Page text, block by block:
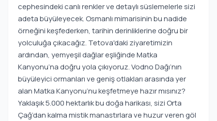
cephesindeki canlı renkler ve detaylı süslemelerle sizi
adeta büyüleyecek. Osmanlı mimarisinin bu nadide
örneğini keşfederken, tarihin derinliklerine doğru bir
yolculuğa çıkacağız. Tetova'daki ziyaretimizin
ardından, yemyeşil dağlar eşliğinde Matka
Kanyonu’na doğru yola çıkıyoruz. Vodno Dağı’nın
büyüleyici ormanları ve geniş otlakları arasında yer
alan Matka Kanyonu’nu keşfetmeye hazır mısınız?
Yaklaşık 5.000 hektarlık bu doğa harikası, sizi Orta
Çağ’dan kalma mistik manastırlara ve huzur veren göl